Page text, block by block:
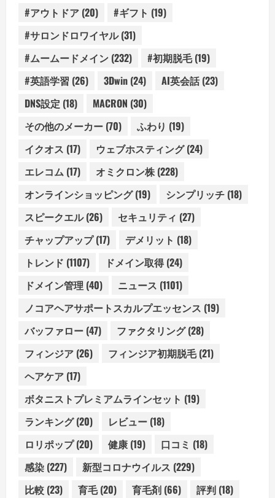
#アウトドア (20) #ギフト (19)
#サロンドロワイヤル(31)
#ムームードメイン (232) #初期脱毛(19)
#英語学習 (26) 3Dwin (24) AI英会話(23)
DNS設定 (18) MACRON (30)
その他のメーカー (70) ふわり (19)
イクオス (17) ウェブホスティング(24)
エレコム (17) オミクロン株(228)
オンラインショッピング(19) シンプリッチ (18)
スピークエル(26) セキュリティ (27)
チャップアップ(17) デメリット (18)
トレンド (1107) ドメイン取得(24)
ドメイン管理 (40) ニュース (1101)
ノコアヘアサポートスカルプエッセンス (19)
バッファロー (47) ファクタリング(28)
フィンジア (26) フィンジア初期脱毛(21)
ヘアケア (17)
ボタニストプレミアムラインセット (19)
ランキング(20) レビュー (18)
ロリポップ(20) 健康 (19) 口コミ (18)
感染 (227) 新型コロナウイルス (229)
比較 (23) 育毛(20) 育毛剤 (66) 評判 (18)